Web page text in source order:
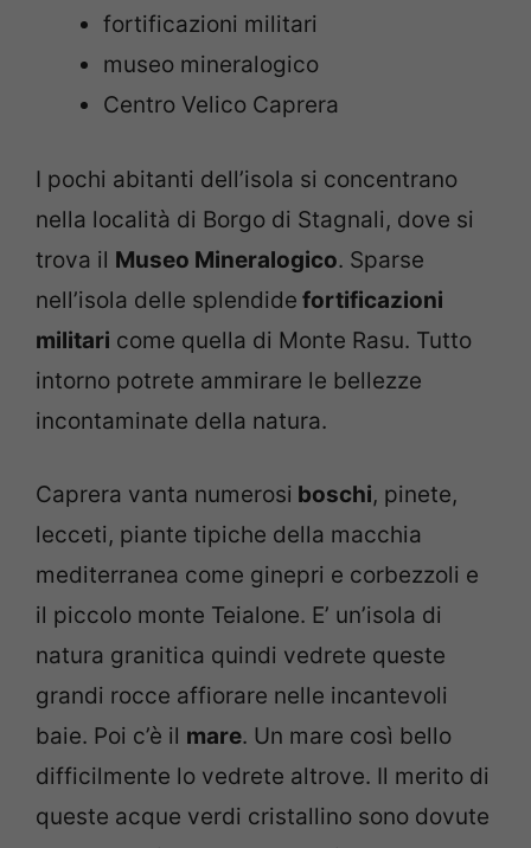
fortificazioni militari
museo mineralogico
Centro Velico Caprera
I pochi abitanti dell’isola si concentrano
nella località di Borgo di Stagnali, dove si
trova il Museo Mineralogico. Sparse
nell’isola delle splendide fortificazioni
militari come quella di Monte Rasu. Tutto
intorno potrete ammirare le bellezze
incontaminate della natura.
Caprera vanta numerosi boschi, pinete,
lecceti, piante tipiche della macchia
mediterranea come ginepri e corbezzoli e
il piccolo monte Teialone. E’ un’isola di
natura granitica quindi vedrete queste
grandi rocce affiorare nelle incantevoli
baie. Poi c’è il mare. Un mare così bello
difficilmente lo vedrete altrove. Il merito di
queste acque verdi cristallino sono dovute